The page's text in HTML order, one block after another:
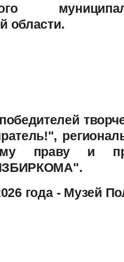
области.
праву и
года - Музей